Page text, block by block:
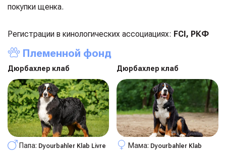
покупки щенка.
Регистрации в кинологических ассоциациях: FCI, РКФ
Племенной фонд
Дюрбахлер клаб
Папа: Dyourbahler Klab Livre
Дюрбахлер клаб
Мама: Dyourbahler Klab